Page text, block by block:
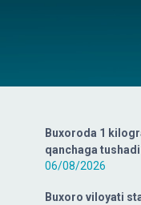
Buxoroda 1
qanchaga
06/08/2026
Buxoro viloyati